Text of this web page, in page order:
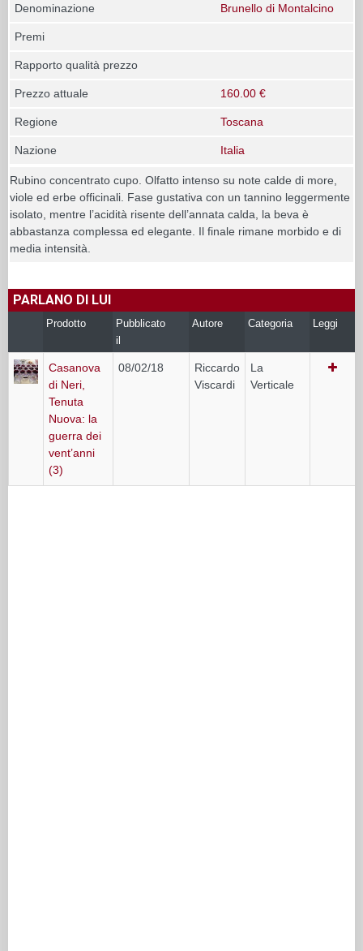
Denominazione Brunello di Montalcino
Premi
Rapporto qualità prezzo
Prezzo attuale 160.00 €
Regione Toscana
Nazione Italia
Rubino concentrato cupo. Olfatto intenso su note calde di more,
viole ed erbe officinali. Fase gustativa con un tannino leggermente
isolato, mentre l’acidità risente dell’annata calda, la beva è
abbastanza complessa ed elegante. Il finale rimane morbido e di
media intensità.
PARLANO DI LUI
Prodotto
Pubblicato
il
Autore Categoria Leggi
Casanova
di Neri,
Tenuta
Nuova: la
guerra dei
vent’anni
(3)
08/02/18
Riccardo
Viscardi
La
Verticale